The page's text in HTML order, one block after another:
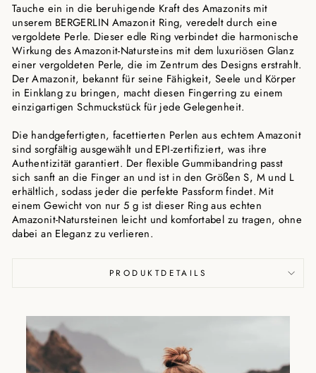
Tauche ein in die beruhigende Kraft des Amazonits mit
unserem BERGERLIN Amazonit Ring, veredelt durch eine
vergoldete Perle. Dieser edle Ring verbindet die harmonische
Wirkung des Amazonit-Natursteins mit dem luxuriösen Glanz
einer vergoldeten Perle, die im Zentrum des Designs erstrahlt.
Der Amazonit, bekannt für seine Fähigkeit, Seele und Körper
in Einklang zu bringen, macht diesen Fingerring zu einem
einzigartigen Schmuckstück für jede Gelegenheit.
Die handgefertigten, facettierten Perlen aus echtem Amazonit
sind sorgfältig ausgewählt und EPI-zertifiziert, was ihre
Authentizität garantiert. Der flexible Gummibandring passt
sich sanft an die Finger an und ist in den Größen S, M und L
erhältlich, sodass jeder die perfekte Passform findet. Mit
einem Gewicht von nur 5 g ist dieser Ring aus echten
Amazonit-Natursteinen leicht und komfortabel zu tragen, ohne
dabei an Eleganz zu verlieren.
PRODUKTDETAILS